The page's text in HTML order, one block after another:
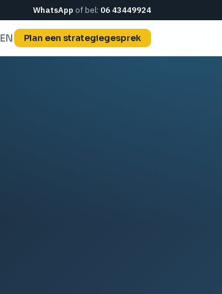
WhatsApp of bel: 06 43449924
EN Plan een strategiegesprek